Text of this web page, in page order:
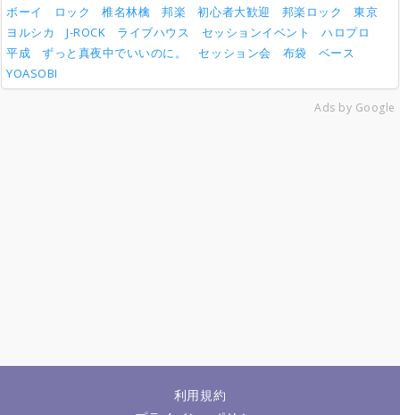
ボーイ
ロック 椎名林檎 邦楽 初心者大歓迎 邦楽ロック
東京
ヨルシカ
J-ROCK ライブハウス セッションイベント
ハロプロ
平成
ずっと真夜中でいいのに。 セッション会 布袋
ベース
YOASOBI
Ads by Google
利用規約